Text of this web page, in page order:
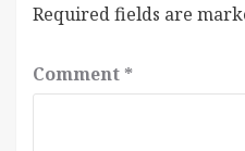
Required fields are
Comment *